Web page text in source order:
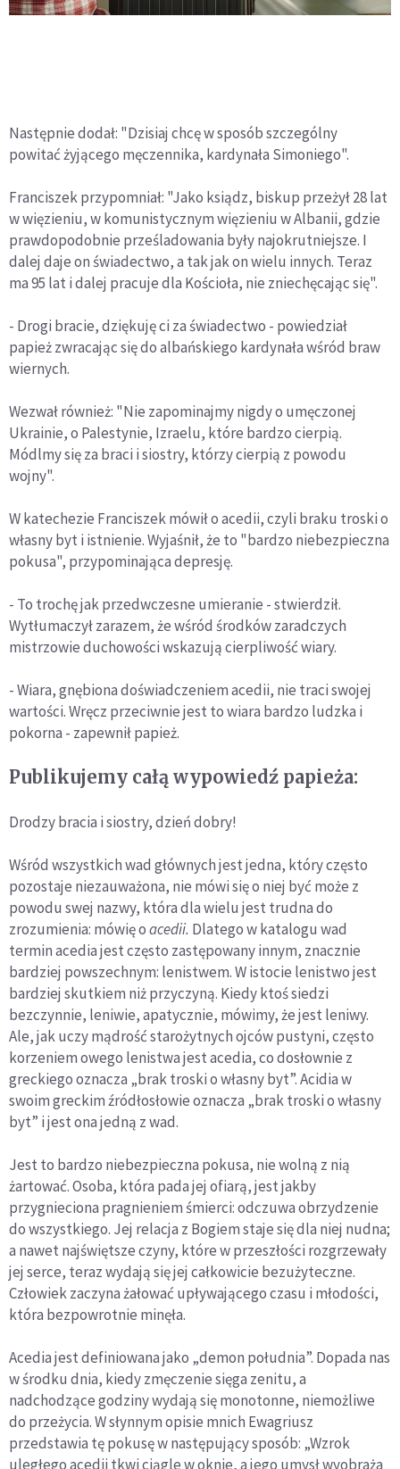
Następnie dodał: "Dzisiaj chcę w sposób szczególny
powitać żyjącego męczennika, kardynała Simoniego".
Franciszek przypomniał: "Jako ksiądz, biskup przeżył 28 lat
w więzieniu, w komunistycznym więzieniu w Albanii, gdzie
prawdopodobnie prześladowania były najokrutniejsze. I
dalej daje on świadectwo, a tak jak on wielu innych. Teraz
ma 95 lat i dalej pracuje dla Kościoła, nie zniechęcając się".
- Drogi bracie, dziękuję ci za świadectwo - powiedział
papież zwracając się do albańskiego kardynała wśród braw
wiernych.
Wezwał również: "Nie zapominajmy nigdy o umęczonej
Ukrainie, o Palestynie, Izraelu, które bardzo cierpią.
Módlmy się za braci i siostry, którzy cierpią z powodu
wojny".
W katechezie Franciszek mówił o acedii, czyli braku troski o
własny byt i istnienie. Wyjaśnił, że to "bardzo niebezpieczna
pokusa", przypominająca depresję.
- To trochę jak przedwczesne umieranie - stwierdził.
Wytłumaczył zarazem, że wśród środków zaradczych
mistrzowie duchowości wskazują cierpliwość wiary.
- Wiara, gnębiona doświadczeniem acedii, nie traci swojej
wartości. Wręcz przeciwnie jest to wiara bardzo ludzka i
pokorna - zapewnił papież.
Publikujemy całą wypowiedź papieża:
Drodzy bracia i siostry, dzień dobry!
Wśród wszystkich wad głównych jest jedna, który często
pozostaje niezauważona, nie mówi się o niej być może z
powodu swej nazwy, która dla wielu jest trudna do
zrozumienia: mówię oacedii. Dlatego w katalogu wad
termin acedia jest często zastępowany innym, znacznie
bardziej powszechnym: lenistwem. W istocie lenistwo jest
bardziej skutkiem niż przyczyną. Kiedy ktoś siedzi
bezczynnie, leniwie, apatycznie, mówimy, że jest leniwy.
Ale, jak uczy mądrość starożytnych ojców pustyni, często
korzeniem owego lenistwa jest acedia, co dosłownie z
greckiego oznacza „brak troski o własny byt”. Acidia w
swoim greckim źródłosłowie oznacza „brak troski o własny
byt” i jest ona jedną z wad.
Jest to bardzo niebezpieczna pokusa, nie wolną z nią
żartować. Osoba, która pada jej ofiarą, jest jakby
przygnieciona pragnieniem śmierci: odczuwa obrzydzenie
do wszystkiego. Jej relacja z Bogiem staje się dla niej nudna;
a nawet najświętsze czyny, które w przeszłości rozgrzewały
jej serce, teraz wydają się jej całkowicie bezużyteczne.
Człowiek zaczyna żałować upływającego czasu i młodości,
która bezpowrotnie minęła.
Acedia jest definiowana jako „demon południa”. Dopada nas
w środku dnia, kiedy zmęczenie sięga zenitu, a
nadchodzące godziny wydają się monotonne, niemożliwe
do przeżycia. W słynnym opisie mnich Ewagriusz
przedstawia tę pokusę w następujący sposób: „Wzrok
uległego acedii tkwi ciągle w oknie, a jego umysł wyobraża